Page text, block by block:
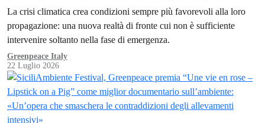
La crisi climatica crea condizioni sempre più favorevoli alla loro
propagazione: una nuova realtà di fronte cui non è sufficiente
intervenire soltanto nella fase di emergenza.
Greenpeace Italy
22 Luglio 2026